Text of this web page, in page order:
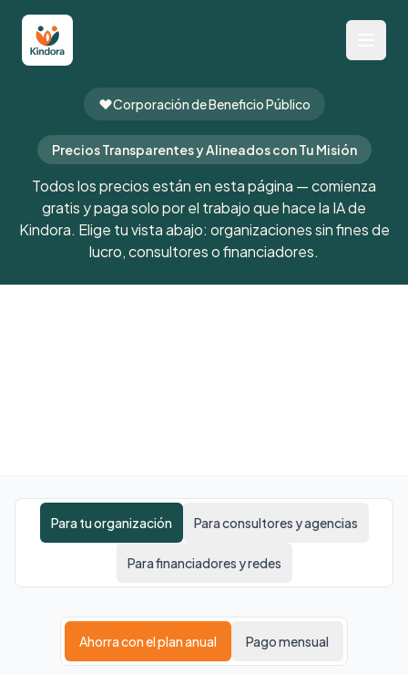
Corporación de Beneficio Público
Precios Transparentes y Alineados con Tu Misión
Todos los precios están en esta página — comienza
gratis y paga solo por el trabajo que hace la IA de
Kindora. Elige tu vista abajo: organizaciones sin fines de
lucro, consultores o financiadores.
Para tu organización Para consultores y agencias
Para financiadores y redes
Ahorra con el plan anual Pago mensual